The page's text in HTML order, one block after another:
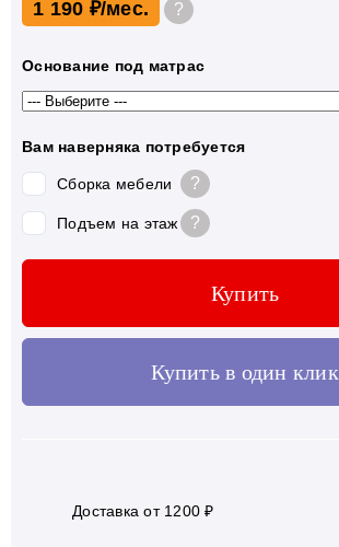
1 190 ₽ ?
Основание под матрас
Вам наверняка потребуется
Сборка мебели ?
Подъем на этаж ?
Купить
Купить в один клик
Доставка от 1200 ₽